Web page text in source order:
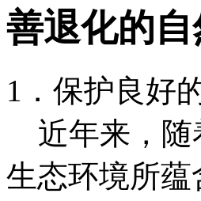
善退化的
1．保护良好
近年来，随
生态环境所